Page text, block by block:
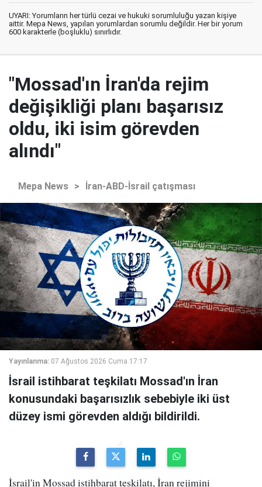
UYARI: Yorumların her türlü cezai ve hukuki sorumluluğu yazan kişiye
aittir. Mepa News, yapılan yorumlardan sorumlu değildir. Her bir yorum
600 karakterle (boşluklu) sınırlıdır.
"Mossad'ın İran'da rejim
değişikliği planı başarısız
oldu, iki isim görevden
alındı"
Mepa News > İran-ABD-İsrail çatışması
Yayınlanma: 07 Ağustos 2026 Cuma 17:17
İsrail istihbarat teşkilatı Mossad'ın İran
konusundaki başarısızlık sebebiyle iki üst
düzey ismi görevden aldığı bildirildi.
İsrail'in Mossad istihbarat teşkilatı, İran rejimini